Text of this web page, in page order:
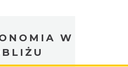
W